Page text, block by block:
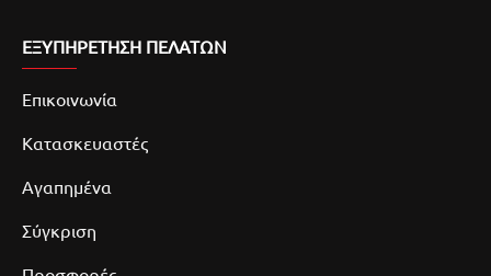
ΕΞΥΠΗΡΕΤΗΣΗ ΠΕΛΑΤΩΝ
Επικοινωνία
Κατασκευαστές
Αγαπημένα
Σύγκριση